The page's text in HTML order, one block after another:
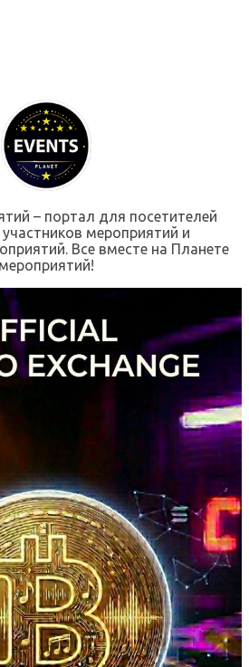
– портал для посетителей
мероприятий и
Все вместе на Планете
мероприятий!